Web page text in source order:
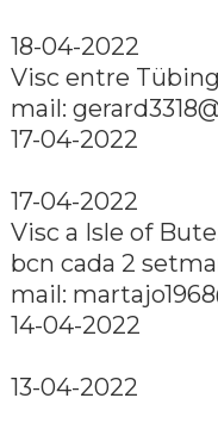
18-04-2022
Visc entre
mail:
17-04-2022
17-04-2022
Visc a Isle of
bcn cada 2
mail:
14-04-2022
13-04-2022